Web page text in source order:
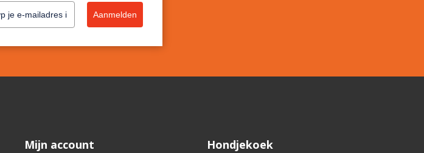
Aanmelden
Mijn account Hondjekoek